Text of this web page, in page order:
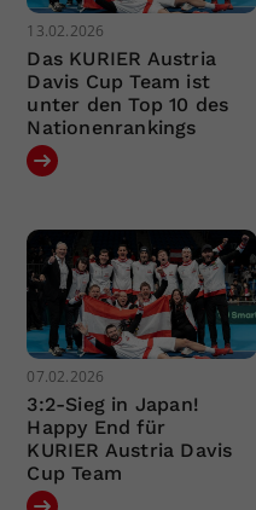
13.02.2026
Das KURIER Austria
Davis Cup Team ist
unter den Top 10 des
Nationenrankings
07.02.2026
3:2-Sieg in Japan!
Happy End für
KURIER Austria Davis
Cup Team